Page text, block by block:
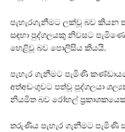
පැහැරගැනීමට ලක්වූ බව කියන
සඳහා පුද්ගලයකු නිවසට
හෙළිවූ බව පොලිසිය කියයි.
පැහැර ගැනීමට පැමිණි
අත්අඩංගුවට පත්වූ පුද්ගලයා
නියමිත බව රෝහල්
තරුණිය පැහැර ගැනීමට